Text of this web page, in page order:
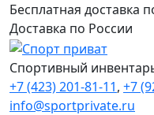
Бесплатная доставка
Доставка по России
Спортивный
+7 (423) 201-81-11, +7
info@sportprivate.ru